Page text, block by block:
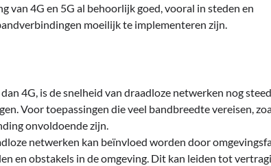
van 4G en 5G al behoorlijk goed, vooral in steden en
moeilijk te implementeren zijn.
4G, is de snelheid van draadloze netwerken nog
Voor toepassingen die veel bandbreedte vereisen,
onvoldoende zijn.
netwerken kan beïnvloed worden door
en obstakels in de omgeving. Dit kan leiden tot